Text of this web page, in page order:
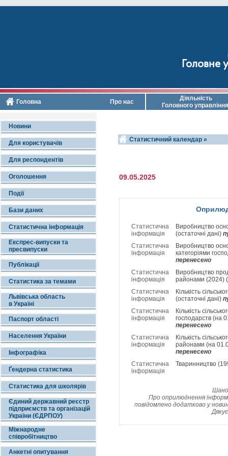
Головне
Головна Про нас
Діяльність
Головного управління
Новини
Для користувачів
Для респондентів
Оголошення
Події
Бази даних
Статистична інформація
Експрес-випуски та
пресвипуски
Публікації
Статистика за темами
Львівська область
в Україні
Паспорт області
Населення України
Інфографіка
Ґендерна статистика
Статистика для школярів
Єдиний державний реєстр
підприємств та організацій
України (ЄДРПОУ)
Міжнародне
співробітництво
Анкетні опитування
Статистичний календар »
09.05.2025
Статистична
інформація
Виробництво
(остаточні дані)
Статистична
інформація
Виробництво
категоріями
перенесено
Статистична
інформація
Виробництво
районами (2024)
Статистична
інформація
Кількість
(остаточні дані)
Статистична
інформація
Кількість
господарств (на
перенесено
Статистична
інформація
Кількість
районами (на
перенесено
Статистична
інформація
Тваринництво
Про оприлюднення
повідомлено додатково у